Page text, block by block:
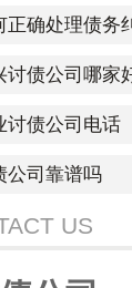
正确处理债务
讨债公司哪家
讨债公司电话
公司靠谱吗
US